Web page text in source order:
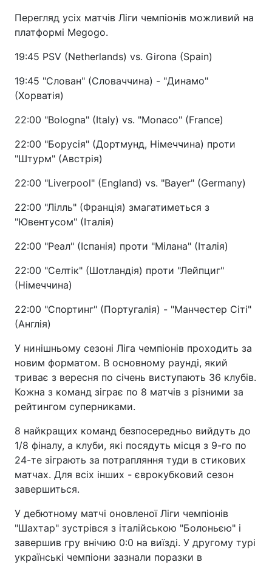
Перегляд усіх матчів Ліги чемпіонів можливий на
платформі Megogo.
19:45 PSV (Netherlands) vs. Girona (Spain)
19:45 "Слован" (Словаччина) - "Динамо"
(Хорватія)
22:00 "Bologna" (Italy) vs. "Monaco" (France)
22:00 "Борусія" (Дортмунд, Німеччина) проти
"Штурм" (Австрія)
22:00 "Liverpool" (England) vs. "Bayer" (Germany)
22:00 "Лілль" (Франція) змагатиметься з
"Ювентусом" (Італія)
22:00 "Реал" (Іспанія) проти "Мілана" (Італія)
22:00 "Селтік" (Шотландія) проти "Лейпциг"
(Німеччина)
22:00 "Спортинг" (Португалія) - "Манчестер Сіті"
(Англія)
У нинішньому сезоні Ліга чемпіонів проходить за
новим форматом. В основному раунді, який
триває з вересня по січень виступають 36 клубів.
Кожна з команд зіграє по 8 матчів з різними за
рейтингом суперниками.
8 найкращих команд безпосередньо вийдуть до
1/8 фіналу, а клуби, які посядуть місця з 9-го по
24-те зіграють за потрапляння туди в стикових
матчах. Для всіх інших - єврокубковий сезон
завершиться.
У дебютному матчі оновленої Ліги чемпіонів
"Шахтар" зустрівся з італійською "Болоньєю" і
завершив гру внічию 0:0 на виїзді. У другому турі
українські чемпіони зазнали поразки в